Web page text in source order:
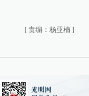
[ 责编：杨亚楠 ]